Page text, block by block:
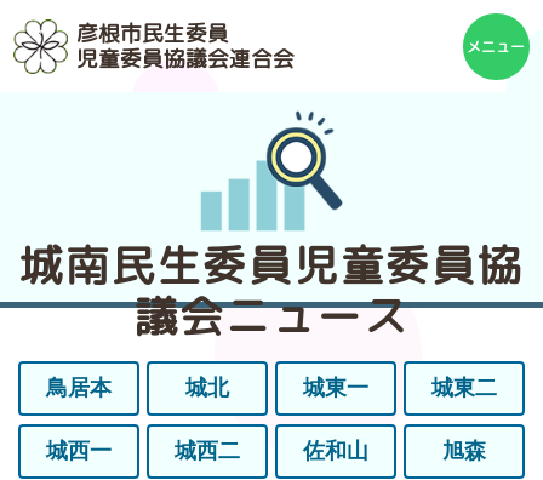
彦根市民生委員
児童委員協議会連合会
城南民生委員児童委員協
議会ニュース
鳥居本 城北 城東一 城東二
城西一 城西二 佐和山 旭森